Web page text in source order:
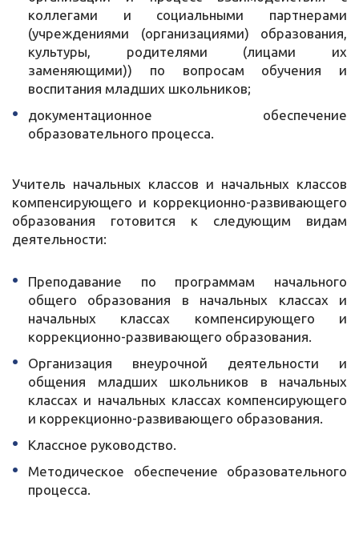
коллегами и социальными партнерами
(учреждениями (организациями) образования,
культуры, родителями (лицами их
заменяющими)) по вопросам обучения и
воспитания младших школьников;
документационное обеспечение
образовательного процесса.
Учитель начальных классов и начальных классов
компенсирующего и коррекционно-развивающего
образования готовится к следующим видам
деятельности:
Преподавание по программам начального
общего образования в начальных классах и
начальных классах компенсирующего и
коррекционно-развивающего образования.
Организация внеурочной деятельности и
общения младших школьников в начальных
классах и начальных классах компенсирующего
и коррекционно-развивающего образования.
Классное руководство.
Методическое обеспечение образовательного
процесса.